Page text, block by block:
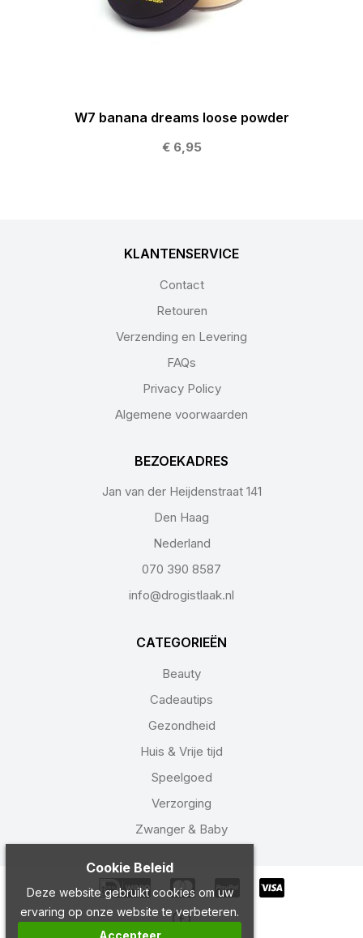
W7 banana dreams loose powder
€ 6,95
KLANTENSERVICE
Contact
Retouren
Verzending en Levering
FAQs
Privacy Policy
Algemene voorwaarden
BEZOEKADRES
Jan van der Heijdenstraat 141
Den Haag
Nederland
070 390 8587
info@drogistlaak.nl
CATEGORIEËN
Beauty
Cadeautips
Gezondheid
Huis & Vrije tijd
Speelgoed
Verzorging
Zwanger & Baby
Cookie Beleid
Deze website gebruikt cookies om uw
ervaring op onze website te verbeteren.
Accepteer